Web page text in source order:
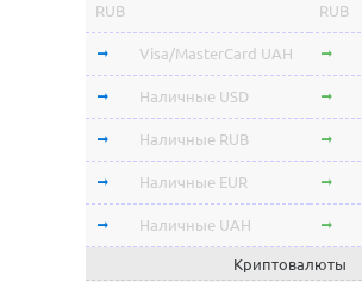
RUB
RUB
Visa/MasterCard UAH
Наличные USD
Наличные RUB
Наличные EUR
Наличные UAH
Криптовалюты